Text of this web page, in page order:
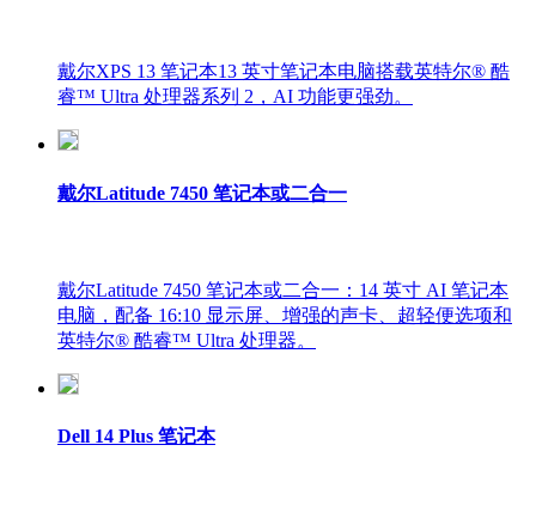
戴尔XPS 13 笔记本13 英寸笔记本电脑搭载英特尔® 酷
睿™ Ultra 处理器系列 2，AI 功能更强劲。
戴尔Latitude 7450 笔记本或二合一
戴尔Latitude 7450 笔记本或二合一：14 英寸 AI 笔记本
电脑，配备 16:10 显示屏、增强的声卡、超轻便选项和
英特尔® 酷睿™ Ultra 处理器。
Dell 14 Plus 笔记本